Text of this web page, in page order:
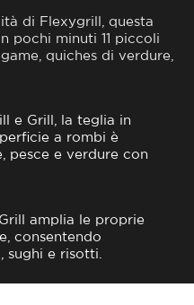
di Flexygrill, questa
pochi minuti 11 piccoli
quiches di verdure,
e Grill, la teglia in
a rombi è
pesce e verdure con
amplia le proprie
consentendo
sughi e risotti.